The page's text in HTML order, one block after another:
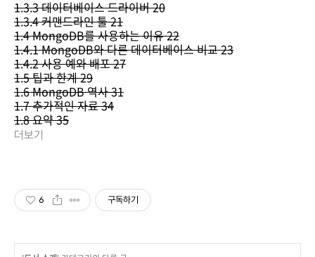
1.3.3 데이터베이스 드라이버 20
1.3.4 커맨드라인 툴 21
1.4 MongoDB를 사용하는 이유 22
1.4.1 MongoDB와 다른 데이터베이스 비교 23
1.4.2 사용 예와 배포 27
1.5 팁과 한계 29
1.6 MongoDB 역사 31
1.7 추가적인 자료 34
1.8 요약 35
더보기
6 구독하기